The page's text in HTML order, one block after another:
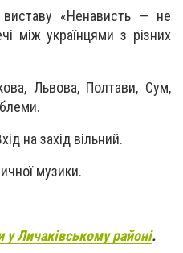
«Ненависть — не
між українцями з різних
Львова, Полтави, Сум,
на захід вільний.
музики.
Личаківському районі.